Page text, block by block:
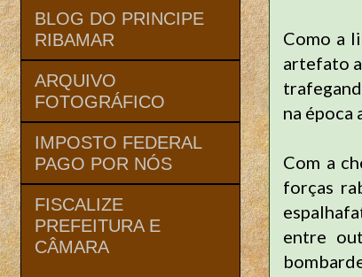
Como a
artefato
na época
Com a
forças
entre
BLOG DO PRINCIPE
RIBAMAR
ARQUIVO
FOTOGRÁFICO
IMPOSTO FEDERAL
PAGO POR NÓS
FISCALIZE
PREFEITURA E
CÂMARA